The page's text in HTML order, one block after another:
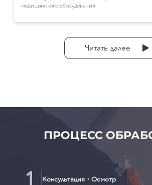
медицинского оборудования
Читать далее
ПРОЦЕСС
Консультация・Осмотр